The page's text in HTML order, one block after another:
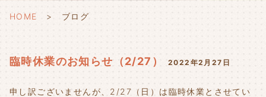
HOME ブログ
臨時休業のお知らせ（2/27） 2022年2月27日
申し訳ございませんが、2/27（日）は臨時休業とさせてい